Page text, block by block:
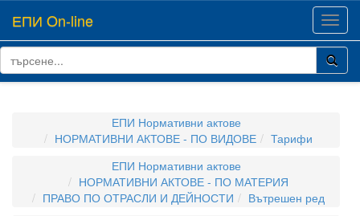
ЕПИ On-line
ЕПИ Нормативни актове
НОРМАТИВНИ АКТОВЕ - ПО ВИДОВЕ
Тарифи
ЕПИ Нормативни актове
НОРМАТИВНИ АКТОВЕ - ПО МАТЕРИЯ
ПРАВО ПО ОТРАСЛИ И ДЕЙНОСТИ
Вътрешен ред